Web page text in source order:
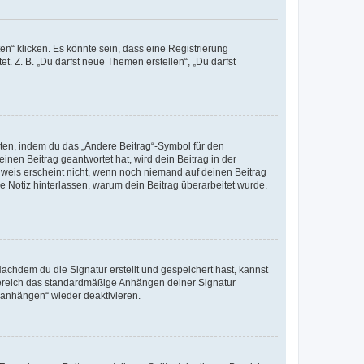
klicken. Es könnte sein, dass eine Registrierung
B. „Du darfst neue Themen erstellen“, „Du darfst
indem du das „Ändere Beitrag“-Symbol für den
Beitrag geantwortet hat, wird dein Beitrag in der
erscheint nicht, wenn noch niemand auf deinen Beitrag
hinterlassen, warum dein Beitrag überarbeitet wurde.
du die Signatur erstellt und gespeichert hast, kannst
das standardmäßige Anhängen deiner Signatur
wieder deaktivieren.